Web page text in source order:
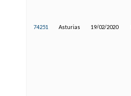
74251 Asturias 19/02/2020